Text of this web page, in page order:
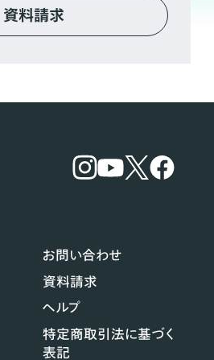
資料請求
お問い合わせ
資料請求
ヘルプ
特定商取引法に基づく
表記